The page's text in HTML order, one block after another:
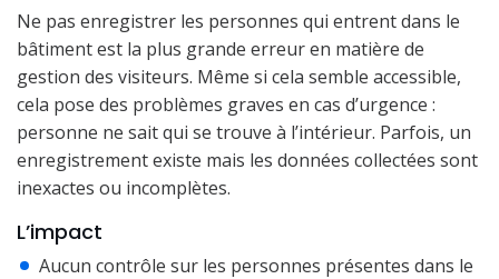
Ne pas enregistrer les personnes qui entrent dans le
bâtiment est la plus grande erreur en matière de
gestion des visiteurs. Même si cela semble accessible,
cela pose des problèmes graves en cas d’urgence :
personne ne sait qui se trouve à l’intérieur. Parfois, un
enregistrement existe mais les données collectées sont
inexactes ou incomplètes.
L’impact
Aucun contrôle sur les personnes présentes dans le